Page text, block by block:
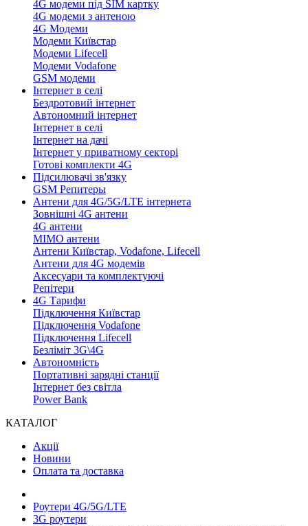
4G модеми під SIM картку
4G модеми з антеною
4G Модеми
Модеми Київстар
Модеми Lifecell
Модеми Vodafone
GSM модеми
Інтернет в селі
Бездротовий інтернет
Автономний інтернет
Інтернет в селі
Інтернет на дачі
Інтернет у приватному секторі
Готові комплекти 4G
Підсилювачі зв'язку
GSM Репитеры
Антени для 4G/5G/LTE інтернета
Зовнішні 4G антени
4G антени
MIMO антени
Антени Київстар, Vodafone, Lifecell
Антени для 4G модемів
Аксесуари та комплектуючі
Репітери
4G Тарифи
Підключення Київстар
Підключення Vodafone
Підключення Lifecell
Безліміт 3G\4G
Автономність
Портативні зарядні станції
Інтернет без світла
Power Bank
КАТАЛОГ
Акції
Новини
Оплата та доставка
Роутери 4G/5G/LTE
3G роутери